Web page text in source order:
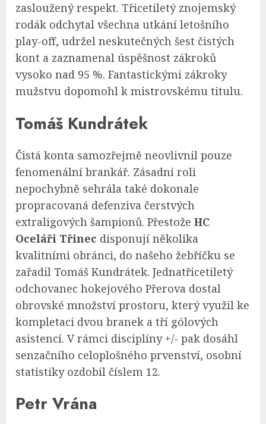
zasloužený respekt. Třicetiletý znojemský
rodák odchytal všechna utkání letošního
play-off, udržel neskutečných šest čistých
kont a zaznamenal úspěšnost zákroků
vysoko nad 95 %. Fantastickými zákroky
mužstvu dopomohl k mistrovskému titulu.
Tomáš Kundrátek
Čistá konta samozřejmě neovlivnil pouze
fenomenální brankář. Zásadní roli
nepochybně sehrála také dokonale
propracovaná defenziva čerstvých
extraligových šampionů. Přestože HC
Oceláři Třinec disponují několika
kvalitními obránci, do našeho žebříčku se
zařadil Tomáš Kundrátek. Jednatřicetiletý
odchovanec hokejového Přerova dostal
obrovské množství prostoru, který využil ke
kompletaci dvou branek a tří gólových
asistencí. V rámci disciplíny +/- pak dosáhl
senzačního celoplošného prvenství, osobní
statistiky ozdobil číslem 12.
Petr Vrána